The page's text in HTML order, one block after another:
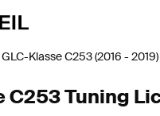
GLC-Klasse C253 (2016 - 2019)
C253 Tuning